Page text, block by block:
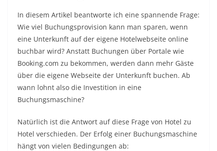
In diesem Artikel beantworte ich eine spannende Frage:
Wie viel Buchungsprovision kann man sparen, wenn
eine Unterkunft auf der eigene Hotelwebseite online
buchbar wird? Anstatt Buchungen über Portale wie
Booking.com zu bekommen, werden dann mehr Gäste
über die eigene Webseite der Unterkunft buchen. Ab
wann lohnt also die Investition in eine
Buchungsmaschine?
Natürlich ist die Antwort auf diese Frage von Hotel zu
Hotel verschieden. Der Erfolg einer Buchungsmaschine
hängt von vielen Bedingungen ab: